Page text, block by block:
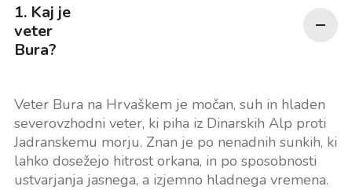
1. Kaj je
veter
Bura?
Veter Bura na Hrvaškem je močan, suh in hladen
severovzhodni veter, ki piha iz Dinarskih Alp proti
Jadranskemu morju. Znan je po nenadnih sunkih, ki
lahko dosežejo hitrost orkana, in po sposobnosti
ustvarjanja jasnega, a izjemno hladnega vremena.